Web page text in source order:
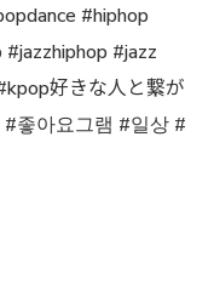
#hiphop
#jazz
好きな人と繋が
좋아요그램 #일상 #